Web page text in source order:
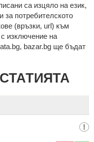
са изцялo нa eзик,
за потребителското
(връзки, url) към
изключение на
bazar.bg ще бъдат